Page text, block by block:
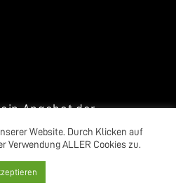
Angebot der
Website. Durch Klicken auf
Verwendung ALLER Cookies zu.